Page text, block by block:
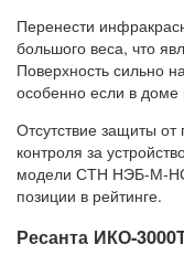
Перенести
большого веса, что
Поверхность сильно
особенно если в
Отсутствие защиты от
контроля за
модели СТН НЭБ-М-
позиции в рейтинге.
Ресанта ИКО-